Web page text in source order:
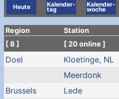
Heute Kalender-
tag
Kalender-
woche
Region Station
[ 8 ]
[ 20 online ]
Doel Kloetinge, NL
Meerdonk
Brussels
Lede